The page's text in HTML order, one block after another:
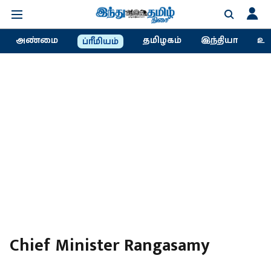
அண்மை ப்ரீமியம் தமிழகம் இந்தியா
Chief Minister Rangasamy